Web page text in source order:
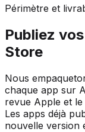
Périmètre et
Publiez
Store
Nous
chaque app sur
revue Apple et
Les apps déjà
nouvelle version